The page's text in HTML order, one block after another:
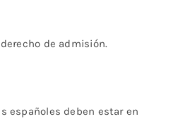
de admisión.
deben estar en